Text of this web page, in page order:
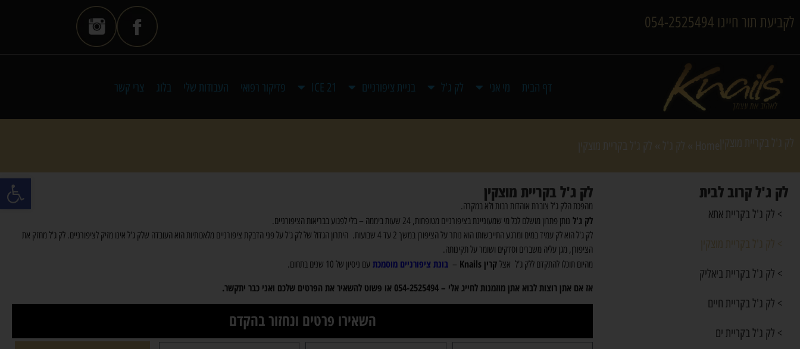
פתח
לקביעת תור חייגו 054-2525494
דף הבית מי אני לק ג'ל בניית ציפורניים ICE 21 פדיקור רפואי העבודות שלי בלוג צרי קשר
לק ג'ל בקריית מוצקין Home
» לק ג'ל » לק ג'ל בקריית מוצקין
לק ג'ל קרוב לבית
> לק ג'ל בקריית אתא
> לק ג'ל בקריית מוצקין
> לק ג'ל בקריית ביאליק
> לק ג'ל בקריית חיים
> לק ג'ל בקריית ים
לק ג'ל בקריית מוצקין
מהפכת הלק ג'ל צוברת אוהדות רבות ולא במקרה.
לק ג'לנותן פתרון מושלם לכל מי שמעוניינת בציפורניים מטופחות, 24 שעות ביממה – בלי לפגוע בבריאות הציפורניים.
לק ג'ל הוא לק עמיד במים ומרגע התייבשותו הוא נותר על הציפורן במשך 2 עד 4 שבועות. היתרון הגדול של לק ג'ל על פני הדבקת ציפורניים מלאכותיות הוא העובדה שלק ג'ל אינו מזיק לציפורניים. לק ג'ל מחזק את
הציפורן, מגן עליה משברים וסדקים ושומר על תקינותה.
מהיום תוכלו להתקדם ללק ג'ל אצל קריןKnails
– בונת ציפורניים מוסמכתעם ניסיון של 10 שנים בתחום.
אז אם אתן רוצות לבוא אתן מוזמנות לחייג אלי – 054-2525494 או פשוט להשאיר את הפרטים שלכם ואני כבר יתקשר.
השאירו פרטים ונחזור בהקדם